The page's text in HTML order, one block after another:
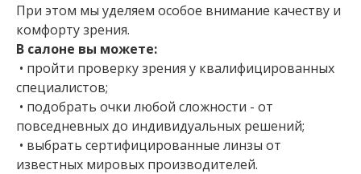
При этом мы уделяем особое внимание качеству и
комфорту зрения.
В салоне вы можете:
• пройти проверку зрения у квалифицированных
специалистов;
• подобрать очки любой сложности - от
повседневных до индивидуальных решений;
• выбрать сертифицированные линзы от
известных мировых производителей.